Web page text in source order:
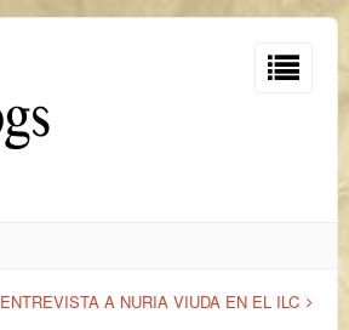
ENTREVISTA A NURIA VIUDA EN EL ILC